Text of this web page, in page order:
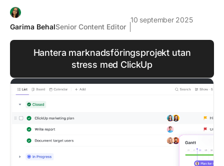
Garima BehalSenior Content Editor
10 september 2025
Hantera marknadsföringsprojekt utan
stress med ClickUp